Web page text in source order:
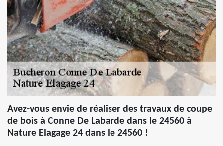
Avez-vous envie de réaliser des travaux de coupe
de bois à Conne De Labarde dans le 24560 à
Nature Elagage 24 dans le 24560 !